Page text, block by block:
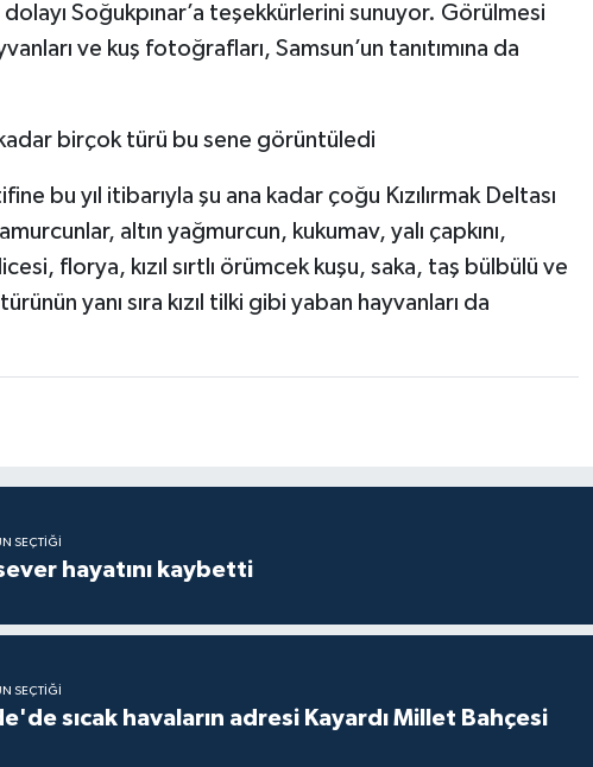
Soğukpınar’a teşekkürlerini sunuyor. Görülmesi
ve kuş fotoğrafları, Samsun’un tanıtımına da
kadar birçok türü bu sene görüntüledi
bu yıl itibarıyla şu ana kadar çoğu Kızılırmak Deltası
altın yağmurcun, kukumav, yalı çapkını,
florya, kızıl sırtlı örümcek kuşu, saka, taş bülbülü ve
yanı sıra kızıl tilki gibi yaban hayvanları da
SEÇTIĞI
hayatını kaybetti
SEÇTIĞI
sıcak havaların adresi Kayardı Millet Bahçesi